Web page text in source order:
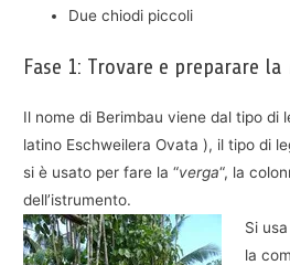
Due chiodi piccoli
Fase 1: Trovare e preparare la
Il nome di Berimbau viene dal tipo di
latino Eschweilera Ovata ), il tipo di
si è usato per fare la “verga“, la
dell’istrumento.
Si
la